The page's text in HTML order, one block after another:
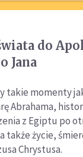
do
Jana
takie momenty
Abrahama,
z Egiptu po
także życie,
Chrystusa.